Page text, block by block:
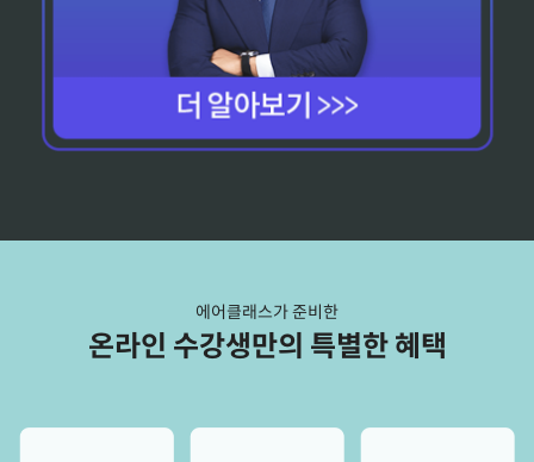
에어클래스가 준비한
온라인 수강생만의 특별한 혜택